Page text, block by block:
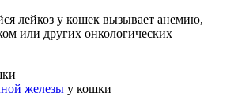
лейкоз у кошек вызывает анемию,
или других онкологических
железы у кошки